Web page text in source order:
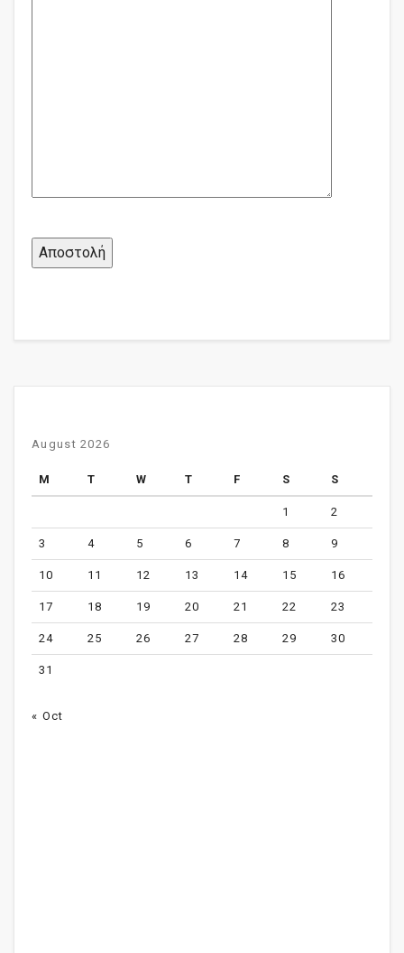
August 2026
M T W T F S S
1 2
3 4 5 6 7 8 9
10 11 12 13 14 15 16
17 18 19 20 21 22 23
24 25 26 27 28 29 30
31
« Oct